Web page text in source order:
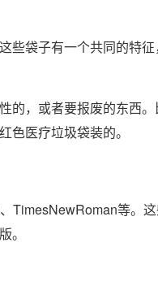
些袋子有一个共同的特
的，或者要报废的东西
医疗垃圾袋装的。
TimesNewRoman等。
。